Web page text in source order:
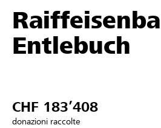
Sostenere
Aiuto & supporto
Entlebuch
CHF 183’408
donazioni raccolte